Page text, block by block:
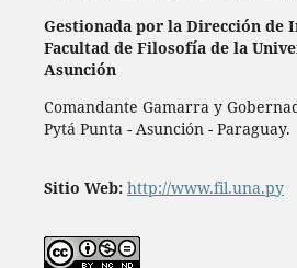
Gestionada por la Dirección de
Facultad de Filosofía de la
Asunción
Comandante Gamarra y
Pytá Punta - Asunción - Paraguay.
Sitio Web: http://www.fil.una.py